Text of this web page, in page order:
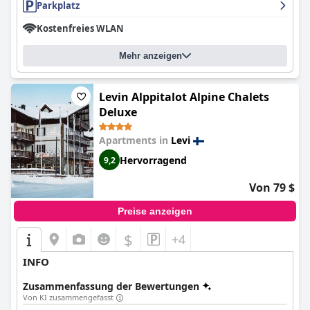
Parkplatz
Kostenfreies WLAN
Mehr anzeigen
Levin Alppitalot Alpine Chalets
Deluxe
Apartments in Levi
9,2 Hervorragend
Von 79 $
Preise anzeigen
$ +4
INFO
Zusammenfassung der Bewertungen
Von KI zusammengefasst